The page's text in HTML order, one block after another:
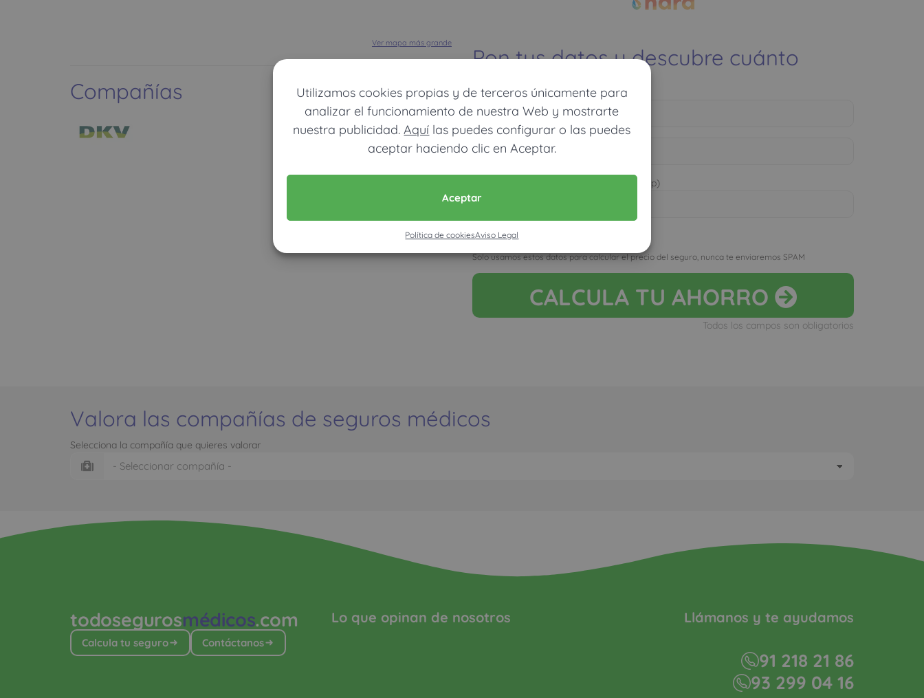
Utilizamos cookies propias y de terceros únicamente para
analizar el funcionamiento de nuestra Web y mostrarte
nuestra publicidad.Aquí las puedes configurar o las puedes
aceptar haciendo clic en Aceptar.
Aceptar
Política de cookiesAviso Legal
Ver mapa más grande
Compañías
Pon tus datos y descubre cuánto
dinero ahorrarías
Móvil (Enviamos resultados vía WhatsApp)
Acepto la nota legal y RGPD
Solo usamos estos datos para calcular el precio del seguro, nunca te enviaremos SPAM
CALCULA TU AHORRO
Todos los campos son obligatorios
Valora las compañías de seguros médicos
Selecciona la compañía que quieres valorar
todosegurosmédicos.com
Calcula tu seguro Contáctanos
Lo que opinan de nosotros Llámanos y te ayudamos
91 218 21 86
93 299 04 16